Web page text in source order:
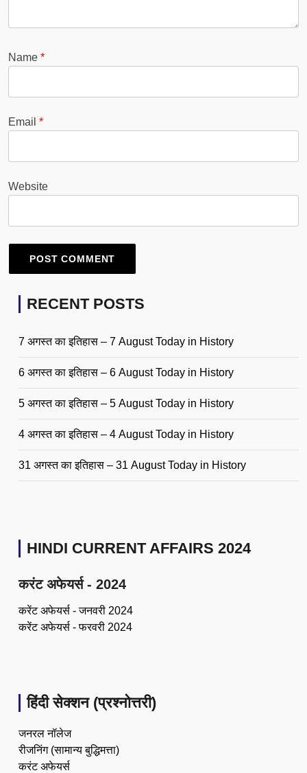
Name *
Email *
Website
RECENT POSTS
7 अगस्त का इतिहास – 7 August Today in History
6 अगस्त का इतिहास – 6 August Today in History
5 अगस्त का इतिहास – 5 August Today in History
4 अगस्त का इतिहास – 4 August Today in History
31 अगस्त का इतिहास – 31 August Today in History
HINDI CURRENT AFFAIRS 2024
करंट अफेयर्स - 2024
करेंट अफेयर्स - जनवरी 2024
करेंट अफेयर्स - फरवरी 2024
हिंदी सेक्शन (प्रश्नोत्तरी)
जनरल नॉलेज
रीजनिंग (सामान्य बुद्धिमत्ता)
करंट अफेयर्स